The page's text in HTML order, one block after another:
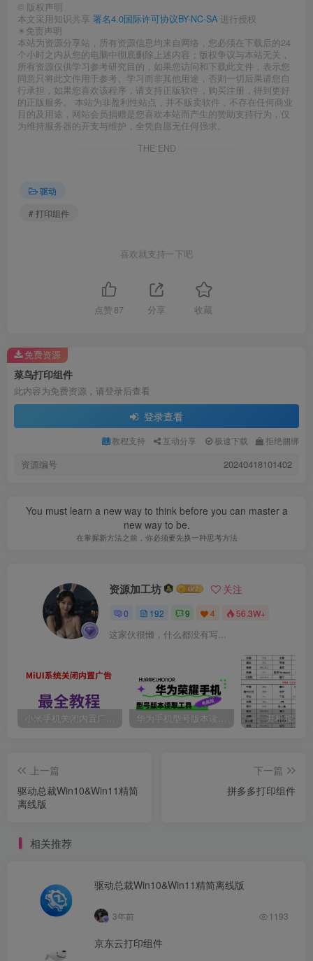
© 版权声明
本文采用知识共享 署名4.0国际许可协议BY-NC-SA 进行授权
☀免责声明
本站为资源分享站，所有资源信息均来自网络，您必须在下载后的24
个小时之内从您的电脑中彻底删除上述内容；版权争议与本站无关，
所有资源仅供学习参考研究目的，如果您访问和下载此文件，表示您
同意只将此文件用于参考、学习而非其他用途，否则一切后果请您自
行承担，如果您喜欢该程序，请支持正版软件，购买注册，得到更好
的正版服务。 本站为非盈利性站点，并不贩卖软件，不存在任何商业
目的及用途，网站会员捐赠是您喜欢本站而产生的赞助支持行为，仅
为维持服务器的开支与维护，全凭自愿无任何强求。
THE END
驱动
# 打印组件
喜欢就支持一下吧
点赞 87 分享 收藏
菜鸟打印组件
此内容为免费资源，请登录后查看
登录查看
教程支持 互动分享 极速下载 拒绝捆绑
资源编号 20240418101402
免费资源
You must learn a new way to think before you can master a
new way to be.
在掌握新方法之前，你必须要先换一种思考方法
资源加工坊 关注
0 192 9 4 56.3W+
这家伙很懒，什么都没有写...
小米手机关闭内置广告最全教程。 华为手机型号版本读取工具
上一篇
驱动总裁Win10&Win11精简
离线版
下一篇
拼多多打印组件
相关推荐
驱动总裁Win10&Win11精简离线版
3年前 1193
京东云打印组件